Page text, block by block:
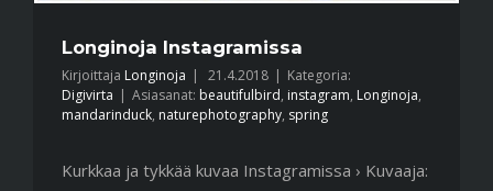
Longinoja Instagramissa
Kirjoittaja Longinoja | 21.4.2018 | Kategoria:
Digivirta | Asiasanat: beautifulbird, instagram, Longinoja,
mandarinduck, naturephotography, spring
Kurkkaa ja tykkää kuvaa Instagramissa › Kuvaaja: